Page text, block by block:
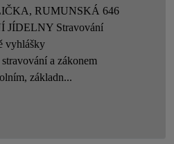
RUMUNSKÁ 646
Stravování
vyhlášky
a zákonem
základn...